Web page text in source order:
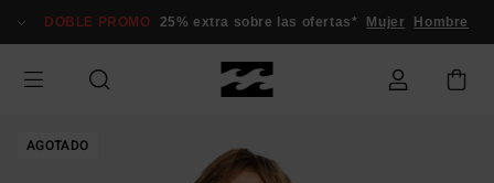
información
DOBLE PROMO 25% extra sobre las ofertas* Mujer Hombre
AGOTADO